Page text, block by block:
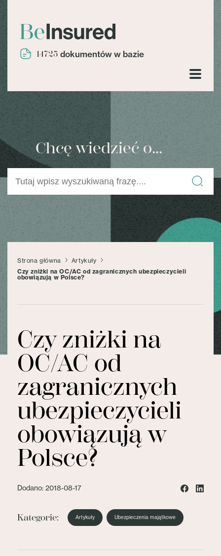
14725 dokumentów w bazie
Chcę wiedzieć o...
Strona główna
Artykuły
Czy zniżki na OC/AC od zagranicznych ubezpieczycieli
obowiązują w Polsce?
Czy zniżki na
OC/AC od
zagranicznych
ubezpieczycieli
obowiązują w
Polsce?
Dodano: 2018-08-17
Kategorie: Artykuły Ubezpieczenia majątkowe